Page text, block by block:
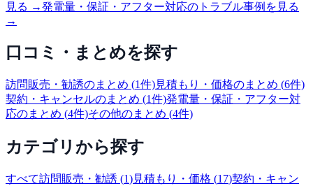
見る →発電量・保証・アフター対応のトラブル事例を見る
→
口コミ・まとめを探す
訪問販売・勧誘のまとめ (1件)見積もり・価格のまとめ (6件)
契約・キャンセルのまとめ (1件)発電量・保証・アフター対
応のまとめ (4件)その他のまとめ (4件)
カテゴリから探す
すべて訪問販売・勧誘 (1)見積もり・価格 (17)契約・キャン